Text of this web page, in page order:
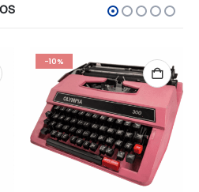
-10%